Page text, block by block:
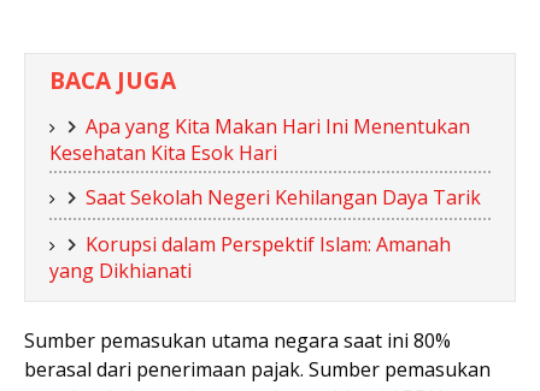
BACA JUGA
Apa yang Kita Makan Hari Ini Menentukan
Kesehatan Kita Esok Hari
Saat Sekolah Negeri Kehilangan Daya Tarik
Korupsi dalam Perspektif Islam: Amanah
yang Dikhianati
Sumber pemasukan utama negara saat ini 80%
berasal dari penerimaan pajak. Sumber pemasukan